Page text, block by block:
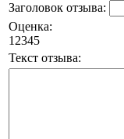
Заголовок отзыва:
Оценка:
1 2345
Текст отзыва: